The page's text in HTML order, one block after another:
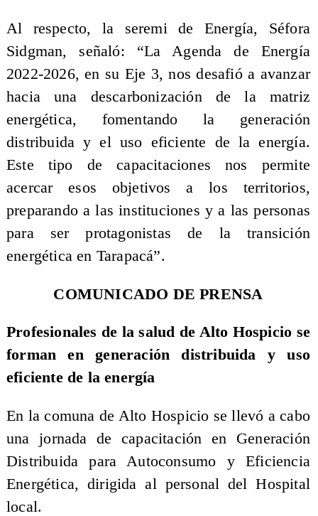
Al respecto, la seremi de Energía, Séfora
Sidgman, señaló: “La Agenda de Energía
2022-2026, en su Eje 3, nos desafió a avanzar
hacia una descarbonización de la matriz
energética, fomentando la generación
distribuida y el uso eficiente de la energía.
Este tipo de capacitaciones nos permite
acercar esos objetivos a los territorios,
preparando a las instituciones y a las personas
para ser protagonistas de la transición
energética en Tarapacá”.
COMUNICADO DE PRENSA
Profesionales de la salud de Alto Hospicio se
forman en generación distribuida y uso
eficiente de la energía
En la comuna de Alto Hospicio se llevó a cabo
una jornada de capacitación en Generación
Distribuida para Autoconsumo y Eficiencia
Energética, dirigida al personal del Hospital
local.